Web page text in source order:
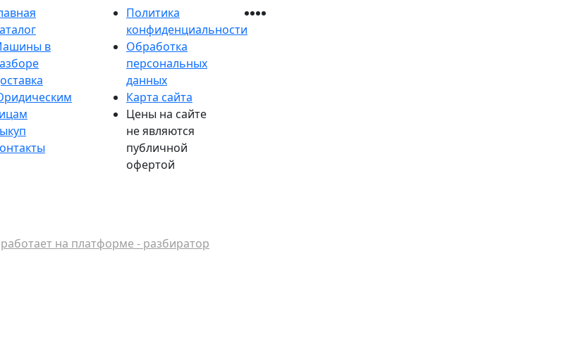
в
Политика
конфиденциальности
Обработка
персональных
данных
Карта сайта
Цены на сайте
не являются
публичной
офертой
работает на платформе - разбиратор